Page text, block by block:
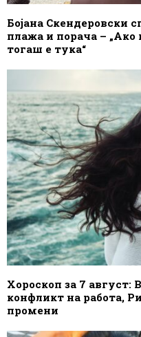
Бојана Скендеровски
плажа и порача – „Ако
тогаш е тука“
Хороскоп за 7
конфликт на работа,
промени